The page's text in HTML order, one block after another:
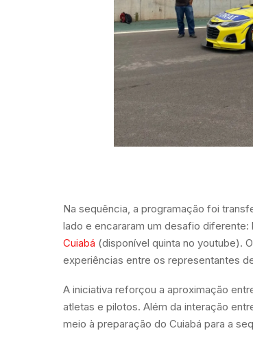
Na sequência, a programação foi
lado e encararam um desafio
Cuiabá (disponível quinta no youtube).
experiências entre os representantes
A iniciativa reforçou a aproximação
atletas e pilotos. Além da interação
meio à preparação do Cuiabá para a